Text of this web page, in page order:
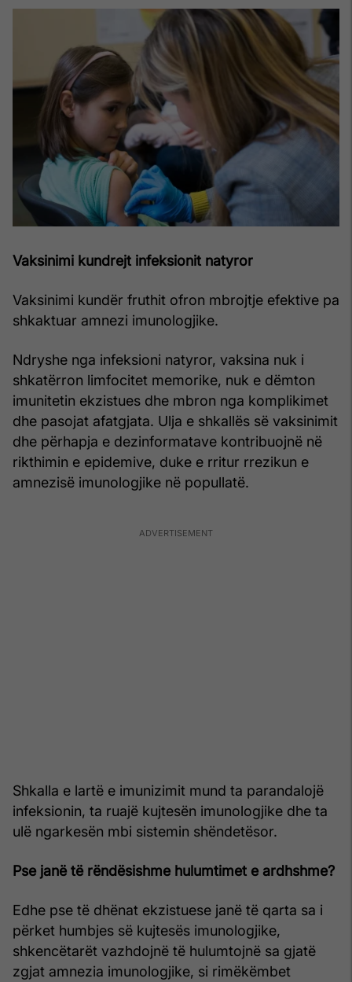
Vaksinimi kundrejt infeksionit natyror
Vaksinimi kundër fruthit ofron mbrojtje efektive pa
shkaktuar amnezi imunologjike.
Ndryshe nga infeksioni natyror, vaksina nuk i
shkatërron limfocitet memorike, nuk e dëmton
imunitetin ekzistues dhe mbron nga komplikimet
dhe pasojat afatgjata. Ulja e shkallës së vaksinimit
dhe përhapja e dezinformatave kontribuojnë në
rikthimin e epidemive, duke e rritur rrezikun e
amnezisë imunologjike në popullatë.
Shkalla e lartë e imunizimit mund ta parandalojë
infeksionin, ta ruajë kujtesën imunologjike dhe ta
ulë ngarkesën mbi sistemin shëndetësor.
Pse janë të rëndësishme hulumtimet e ardhshme?
Edhe pse të dhënat ekzistuese janë të qarta sa i
përket humbjes së kujtesës imunologjike,
shkencëtarët vazhdojnë të hulumtojnë sa gjatë
zgjat amnezia imunologjike, si rimëkëmbet